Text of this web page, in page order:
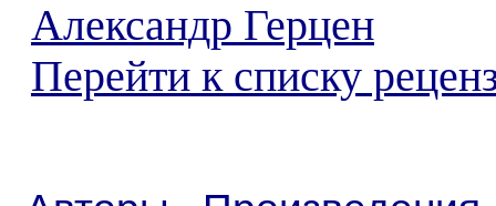
Александр Герцен
Перейти к списку